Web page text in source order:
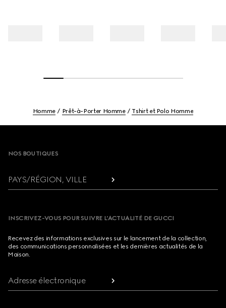
Homme Prêt-à-Porter Homme Tshirt et Polo Homme
NOS BOUTIQUES
PAYS/RÉGION, VILLE
INSCRIVEZ-VOUS POUR SUIVRE L’ACTUALITÉ DE GUCCI
Recevez des informations exclusives sur le lancement de la collection,
des communications personnalisées et les dernières actualités de la
Maison.
Adresse électronique